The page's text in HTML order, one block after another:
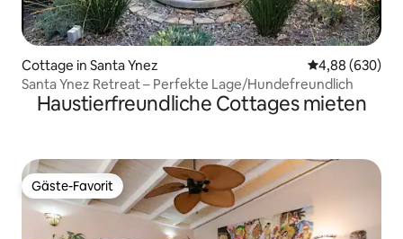
Cottage in Santa Ynez
4,88 (630)
Santa Ynez Retreat – Perfekte Lage/Hundefreundlich
Haustierfreundliche Cottages mieten
Gäste-Favorit
Gäste-Favorit